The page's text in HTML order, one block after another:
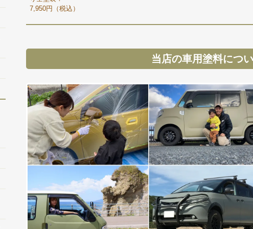
7,950円（税込）
当店の車用塗料につ